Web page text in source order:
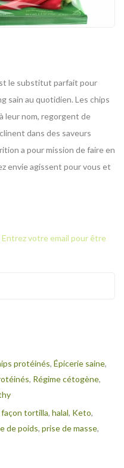
le substitut parfait pour
sain au quotidien. Les chips
leur nom, regorgent de
dans des saveurs
a pour mission de faire en
envie agissent pour vous et
votre email pour être
protéinés, Épicerie saine,
, Régime cétogène,
façon tortilla, halal, Keto,
de poids, prise de masse,